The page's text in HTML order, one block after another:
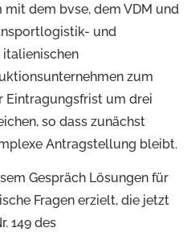
dem bvse, dem VDM und
und
zum
Eintragungsfrist um drei
so dass zunächst
Antragstellung bleibt.
Gespräch Lösungen für
Fragen erzielt, die jetzt
149 des